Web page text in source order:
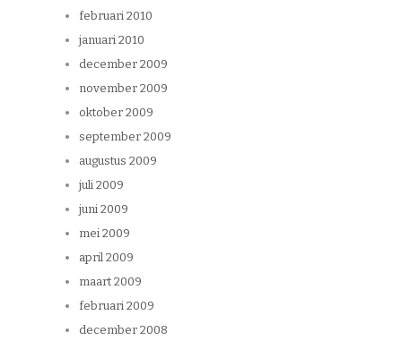
februari 2010
januari 2010
december 2009
november 2009
oktober 2009
september 2009
augustus 2009
juli 2009
juni 2009
mei 2009
april 2009
maart 2009
februari 2009
december 2008